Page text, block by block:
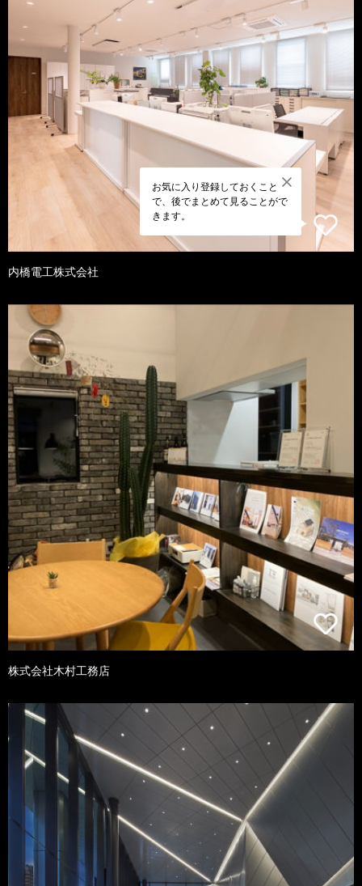
お気に入り登録しておくこと
で、後でまとめて見ることがで
きます。
内橋電工株式会社
株式会社木村工務店